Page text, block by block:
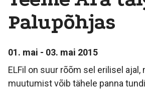
Palupõhjas
01. mai - 03. mai 2015
ELFil on suur rõõm sel erilisel ajal,
muutumist võib tähele panna